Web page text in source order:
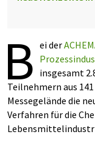
B ei der
insgesamt
Teilnehmern aus
Messegelände die
Verfahren für die